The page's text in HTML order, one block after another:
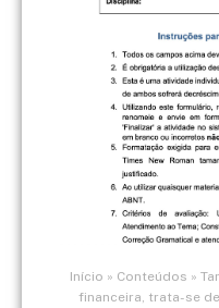
Início » Conteúdos »
financeira, trata-se